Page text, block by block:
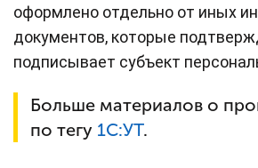
оформлено отдельно от иных
документов, которые
подписывает субъект
Больше материалов о
по тегу 1С:УТ.